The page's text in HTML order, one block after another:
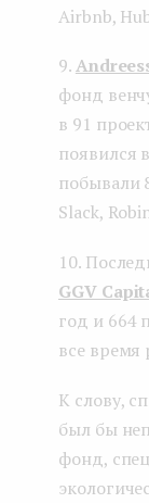
Airbnb,
9.
фонд
в 91
появился
побывали
Slack,
10.
GGV
год и 664
все время
К слову,
был бы
фонд,